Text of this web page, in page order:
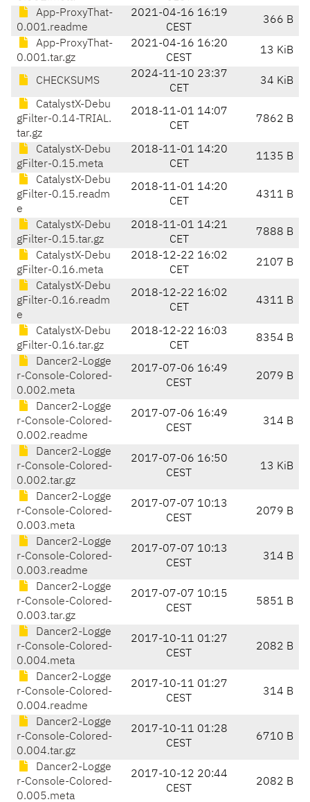
App-ProxyThat-
0.001.readme
2021-04-16 16:19
CEST
366 B
App-ProxyThat-
0.001.tar.gz
2021-04-16 16:20
CEST
13 KiB
CHECKSUMS
2024-11-10 23:37
CET
34 KiB
CatalystX-Debu
gFilter-0.14-TRIAL.
tar.gz
2018-11-01 14:07
CET
7862 B
CatalystX-Debu
gFilter-0.15.meta
2018-11-01 14:20
CET
1135 B
CatalystX-Debu
gFilter-0.15.readm
e
2018-11-01 14:20
CET
4311 B
CatalystX-Debu
gFilter-0.15.tar.gz
2018-11-01 14:21
CET
7888 B
CatalystX-Debu
gFilter-0.16.meta
2018-12-22 16:02
CET
2107 B
CatalystX-Debu
gFilter-0.16.readm
e
2018-12-22 16:02
CET
4311 B
CatalystX-Debu
gFilter-0.16.tar.gz
2018-12-22 16:03
CET
8354 B
Dancer2-Logge
r-Console-Colored-
0.002.meta
2017-07-06 16:49
CEST
2079 B
Dancer2-Logge
r-Console-Colored-
0.002.readme
2017-07-06 16:49
CEST
314 B
Dancer2-Logge
r-Console-Colored-
0.002.tar.gz
2017-07-06 16:50
CEST
13 KiB
Dancer2-Logge
r-Console-Colored-
0.003.meta
2017-07-07 10:13
CEST
2079 B
Dancer2-Logge
r-Console-Colored-
0.003.readme
2017-07-07 10:13
CEST
314 B
Dancer2-Logge
r-Console-Colored-
0.003.tar.gz
2017-07-07 10:15
CEST
5851 B
Dancer2-Logge
r-Console-Colored-
0.004.meta
2017-10-11 01:27
CEST
2082 B
Dancer2-Logge
r-Console-Colored-
0.004.readme
2017-10-11 01:27
CEST
314 B
Dancer2-Logge
r-Console-Colored-
0.004.tar.gz
2017-10-11 01:28
CEST
6710 B
Dancer2-Logge
r-Console-Colored-
0.005.meta
2017-10-12 20:44
CEST
2082 B